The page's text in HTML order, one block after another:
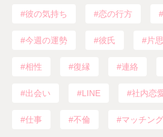
彼の気持ち 恋の行方
今週の運勢 彼氏 片
相性 復縁 連絡
出会い LINE 社内恋
仕事 不倫 マッチン